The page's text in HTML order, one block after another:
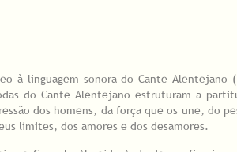
à linguagem sonora do Cante
do Cante Alentejano estruturam a
dos homens, da força que os une, do
limites, dos amores e dos desamores.